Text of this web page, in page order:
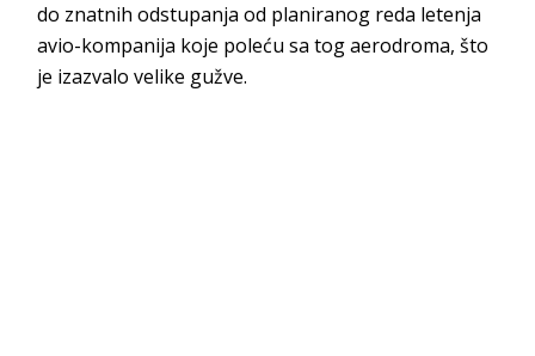
do znatnih odstupanja od planiranog reda letenja
avio-kompanija koje poleću sa tog aerodroma, što
je izazvalo velike gužve.